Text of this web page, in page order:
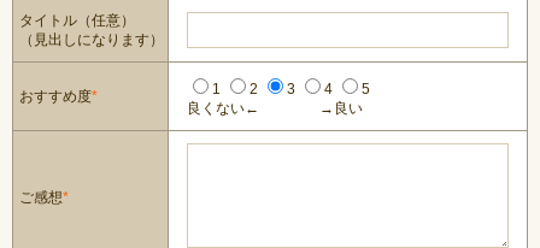
タイトル（任意）
（見出しになります）
おすすめ度* 1 2 3 4
5
良くない←
→良い
ご感想*